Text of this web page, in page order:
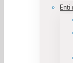
Enti